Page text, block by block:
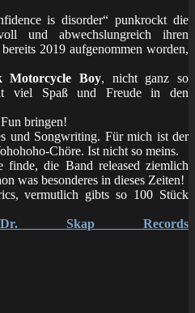
is disorder“ punkrockt die
und abwechslungreich ihren
2019 aufgenommen worden,
Motorcycle Boy, nicht ganz so
viel Spaß und Freude in den
bringen!
und Songwriting. Für mich ist der
Chöre. Ist nicht so meins.
finde, die Band released ziemlich
was besonderes in dieses Zeiten!
vermutlich gibts so 100 Stück
Dr. Skap Records